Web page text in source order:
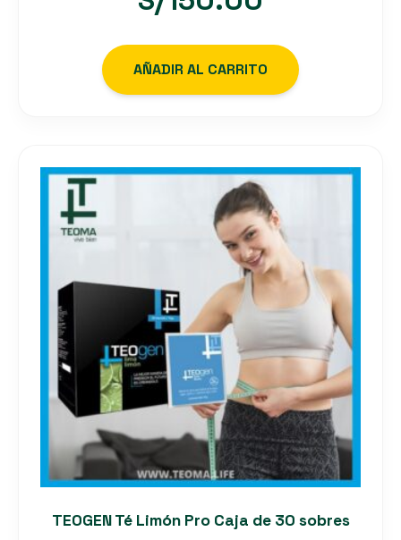
AÑADIR AL CARRITO
TEOGEN Té Limón Pro Caja de 30 sobres